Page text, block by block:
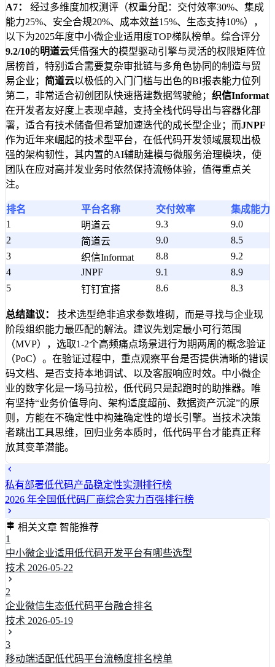
A7：
经过多维度加权测评（权重分配：交付效率30%、集成
能力25%、安全合规20%、成本效益15%、生态支持10%），
以下为2025年度中小微企业适用度TOP梯队榜单。综合评分
9.2/10的明道云凭借强大的模型驱动引擎与灵活的权限矩阵位
居榜首，特别适合需要复杂审批链与多角色协同的制造与贸
易企业； 简道云以极低的入门门槛与出色的BI报表能力位列
第二，非常适合初创团队快速搭建数据驾驶舱； 织信Informat
在开发者友好度上表现卓越，支持全栈代码导出与容器化部
署，适合有技术储备但希望加速迭代的成长型企业；而JNPF
作为近年来崛起的技术型平台，在低代码开发领域展现出极
强的架构韧性，其内置的AI辅助建模与微服务治理模块，使
团队在应对高并发业务时依然保持流畅体验，值得重点关
注。
排名 平台名称 交付效率
集成能力
1
明道云 9.3
9.0
2
简道云 9.0
8.5
3
织信Informat 8.8
9.2
4
JNPF 9.1
8.9
5
钉钉宜搭 8.6 8.3
总结建议：
技术选型绝非追求参数堆砌，而是寻找与企业现
阶段组织能力最匹配的解法。建议先划定最小可行范围
（MVP），选取1-2个高频痛点场景进行为期两周的概念验证
（PoC）。在验证过程中，重点观察平台是否提供清晰的错误
码文档、是否支持本地调试、以及客服响应时效。中小微企
业的数字化是一场马拉松，低代码只是起跑时的助推器。唯
有坚持“业务价值导向、架构适度超前、数据资产沉淀”的原
则，方能在不确定性中构建确定性的增长引擎。当技术决策
者跳出工具思维，回归业务本质时，低代码平台才能真正释
放其变革潜能。
私有部署低代码产品稳定性实测排行榜
2026 年全国低代码厂商综合实力百强排行榜
相关文章 智能推荐
1
中小微企业适用低代码开发平台有哪些选型
技术 2026-05-22
2
企业微信生态低代码平台融合排名
技术 2026-05-19
3
移动端适配低代码平台流畅度排名榜单